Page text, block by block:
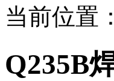
当前位置：
Q235B